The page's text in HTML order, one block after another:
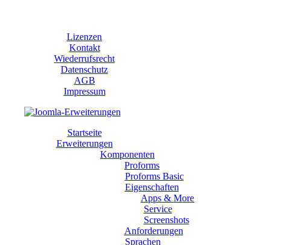
Lizenzen
Kontakt
Wiederrufsrecht
Datenschutz
AGB
Impressum
Startseite
Erweiterungen
Komponenten
Proforms
Proforms Basic
Eigenschaften
Apps & More
Service
Screenshots
Anforderungen
Sprachen